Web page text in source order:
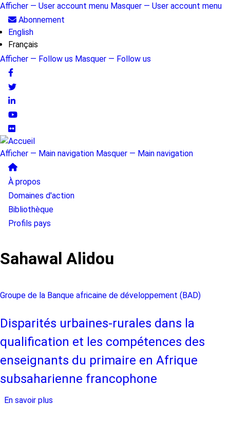
Aller
contenu
principal
User
account
menu
Afficher — User account menu Masquer — User account menu
Abonnement
English
Français
Follow
us
Afficher — Follow us Masquer — Follow us
Main
navigation
Afficher — Main navigation Masquer — Main navigation
À propos
Domaines d'action
Bibliothèque
Profils pays
Sahawal Alidou
Groupe de la Banque africaine de développement (BAD)
Disparités urbaines-rurales dans la
qualification et les compétences des
enseignants du primaire en Afrique
subsaharienne francophone
En savoir plus